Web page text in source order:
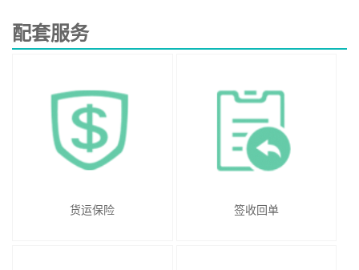
配套服务
货运保险 签收回单